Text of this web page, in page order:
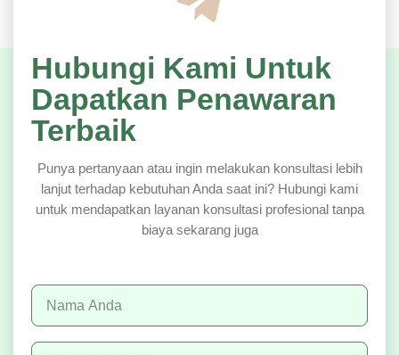
Hubungi Kami Untuk
Dapatkan Penawaran
Terbaik
Punya pertanyaan atau ingin melakukan konsultasi lebih
lanjut terhadap kebutuhan Anda saat ini? Hubungi kami
untuk mendapatkan layanan konsultasi profesional tanpa
biaya sekarang juga